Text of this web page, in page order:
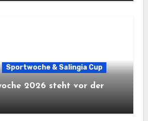
Sportwoche & Salingia Cup
2026 steht vor der